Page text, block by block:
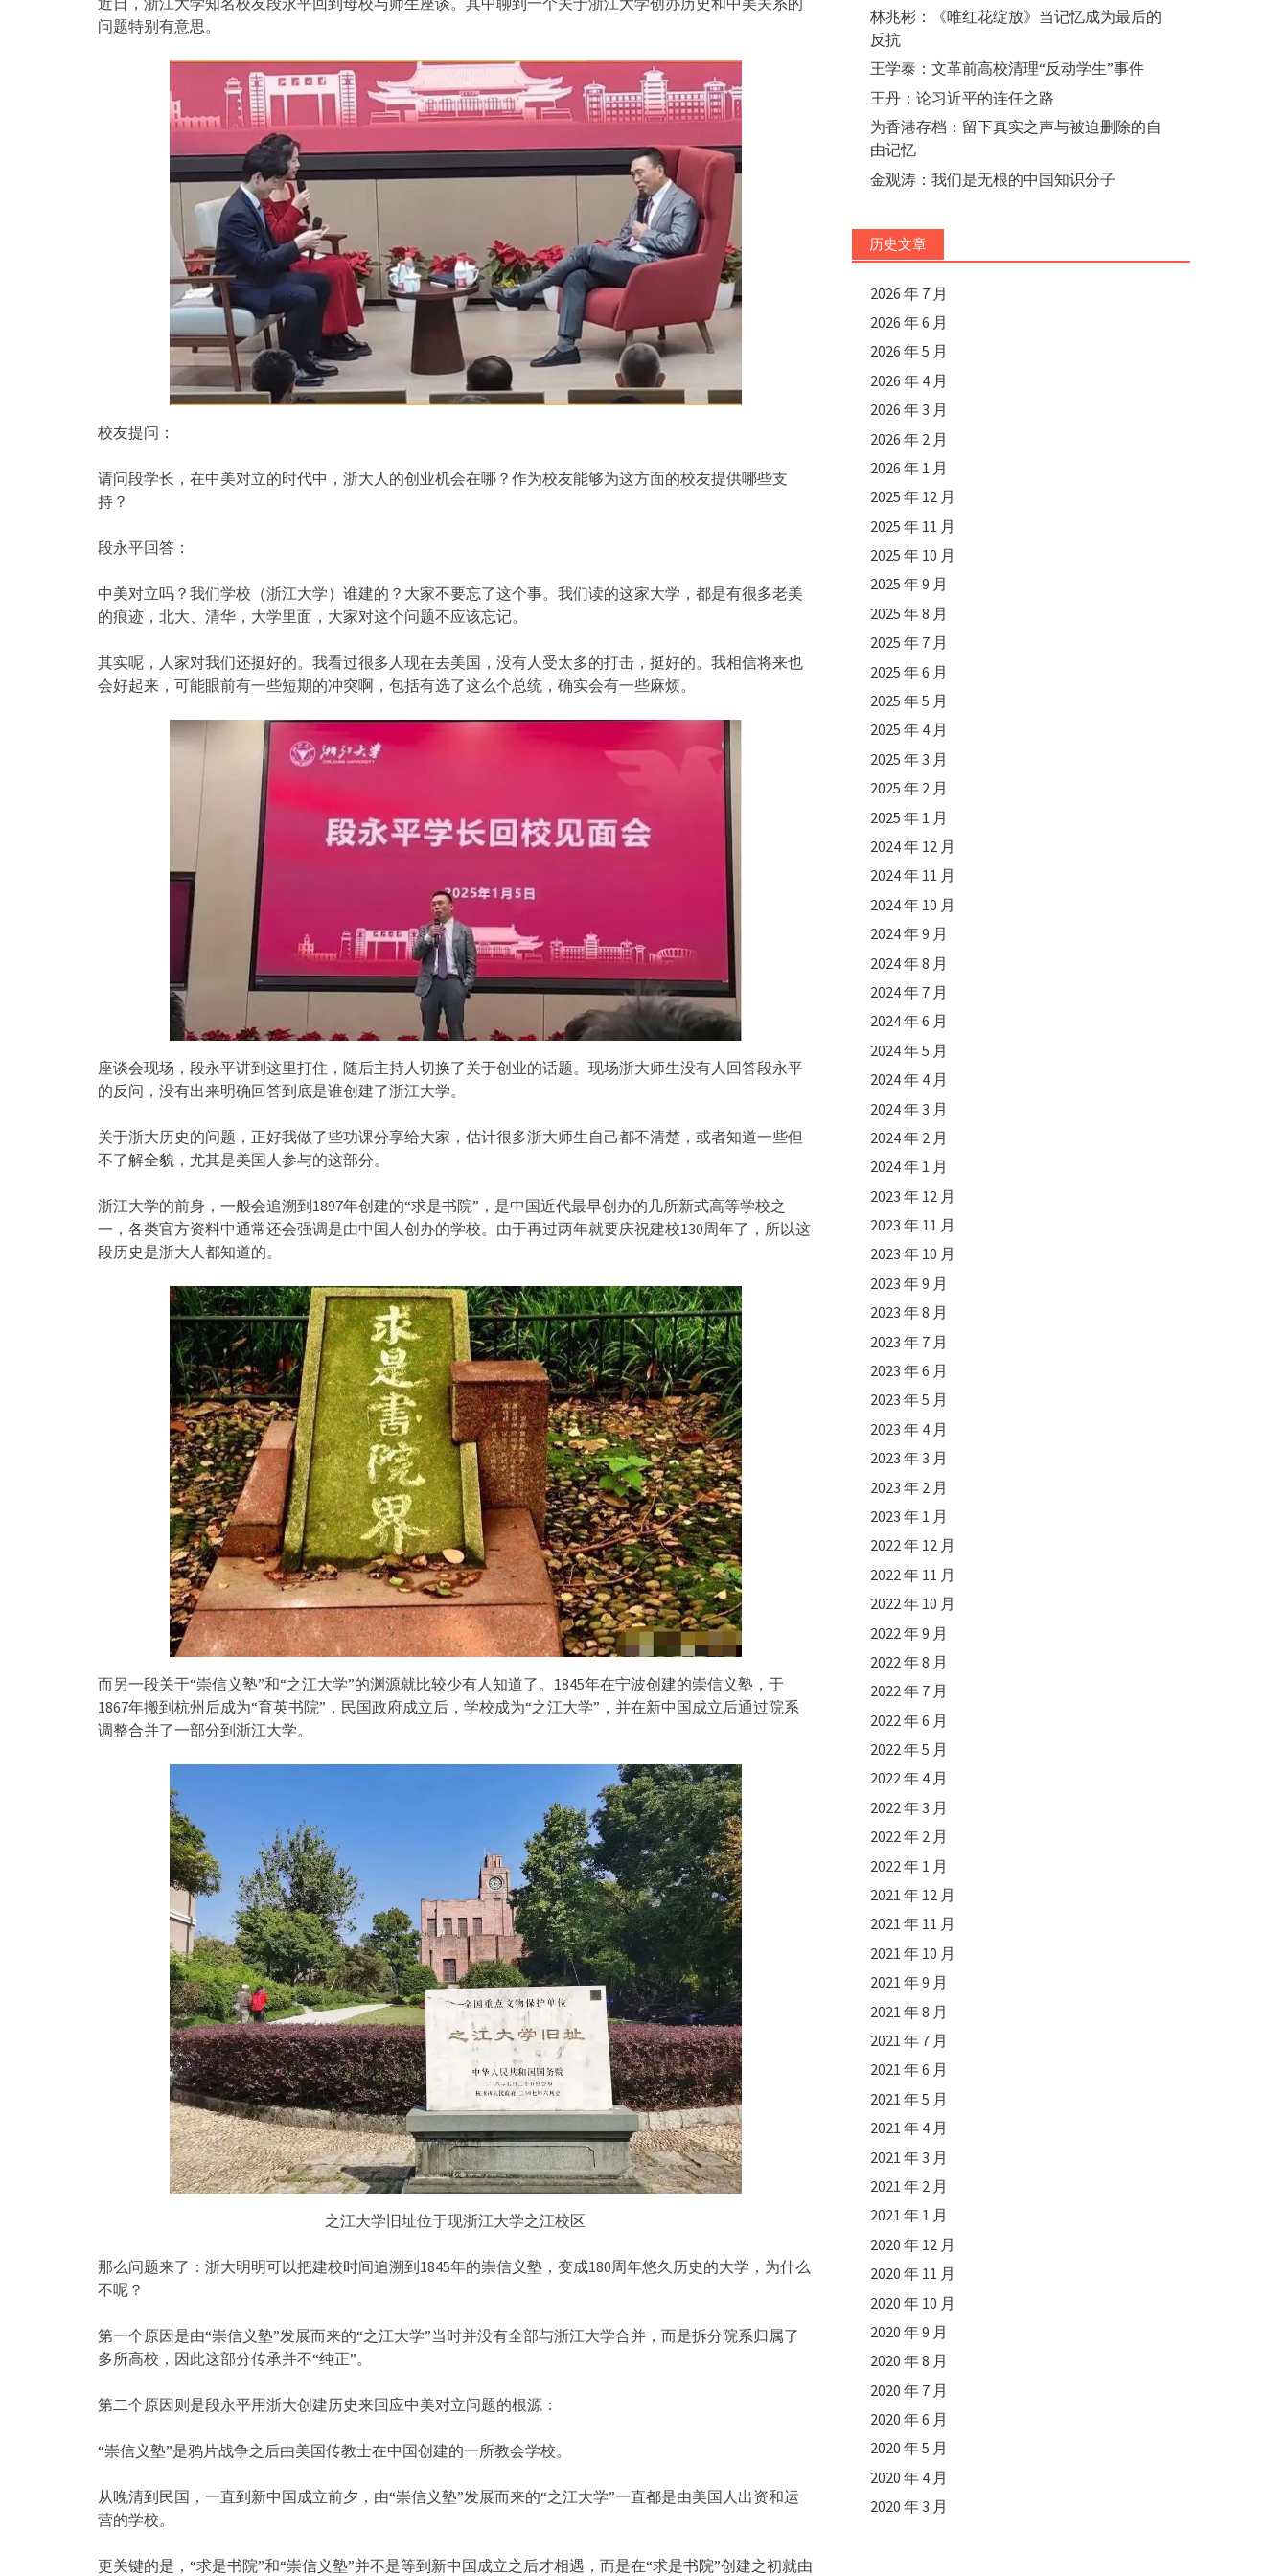
问题特别有意思。
校友提问：
请问段学长，在中美对立的时代中，浙大人的创业机会在哪？作为校友能够为这方面的校友提供哪些支
持？
段永平回答：
中美对立吗？我们学校（浙江大学）谁建的？大家不要忘了这个事。我们读的这家大学，都是有很多老美
的痕迹，北大、清华，大学里面，大家对这个问题不应该忘记。
其实呢，人家对我们还挺好的。我看过很多人现在去美国，没有人受太多的打击，挺好的。我相信将来也
会好起来，可能眼前有一些短期的冲突啊，包括有选了这么个总统，确实会有一些麻烦。
座谈会现场，段永平讲到这里打住，随后主持人切换了关于创业的话题。现场浙大师生没有人回答段永平
的反问，没有出来明确回答到底是谁创建了浙江大学。
关于浙大历史的问题，正好我做了些功课分享给大家，估计很多浙大师生自己都不清楚，或者知道一些但
不了解全貌，尤其是美国人参与的这部分。
浙江大学的前身，一般会追溯到1897年创建的“求是书院”，是中国近代最早创办的几所新式高等学校之
一，各类官方资料中通常还会强调是由中国人创办的学校。由于再过两年就要庆祝建校130周年了，所以这
段历史是浙大人都知道的。
而另一段关于“崇信义塾”和“之江大学”的渊源就比较少有人知道了。1845年在宁波创建的崇信义塾，于
1867年搬到杭州后成为“育英书院”，民国政府成立后，学校成为“之江大学”，并在新中国成立后通过院系
调整合并了一部分到浙江大学。
之江大学旧址位于现浙江大学之江校区
那么问题来了：浙大明明可以把建校时间追溯到1845年的崇信义塾，变成180周年悠久历史的大学，为什么
不呢？
第一个原因是由“崇信义塾”发展而来的“之江大学”当时并没有全部与浙江大学合并，而是拆分院系归属了
多所高校，因此这部分传承并不“纯正”。
第二个原因则是段永平用浙大创建历史来回应中美对立问题的根源：
“崇信义塾”是鸦片战争之后由美国传教士在中国创建的一所教会学校。
从晚清到民国，一直到新中国成立前夕，由“崇信义塾”发展而来的“之江大学”一直都是由美国人出资和运
营的学校。
更关键的是，“求是书院”和“崇信义塾”并不是等到新中国成立之后才相遇，而是在“求是书院”创建之初就由
林兆彬：《唯红花绽放》当记忆成为最后的
反抗
王学泰：文革前高校清理“反动学生”事件
王丹：论习近平的连任之路
为香港存档：留下真实之声与被迫删除的自
由记忆
金观涛：我们是无根的中国知识分子
历史文章
2026 年 7 月
2026 年 6 月
2026 年 5 月
2026 年 4 月
2026 年 3 月
2026 年 2 月
2026 年 1 月
2025 年 12 月
2025 年 11 月
2025 年 10 月
2025 年 9 月
2025 年 8 月
2025 年 7 月
2025 年 6 月
2025 年 5 月
2025 年 4 月
2025 年 3 月
2025 年 2 月
2025 年 1 月
2024 年 12 月
2024 年 11 月
2024 年 10 月
2024 年 9 月
2024 年 8 月
2024 年 7 月
2024 年 6 月
2024 年 5 月
2024 年 4 月
2024 年 3 月
2024 年 2 月
2024 年 1 月
2023 年 12 月
2023 年 11 月
2023 年 10 月
2023 年 9 月
2023 年 8 月
2023 年 7 月
2023 年 6 月
2023 年 5 月
2023 年 4 月
2023 年 3 月
2023 年 2 月
2023 年 1 月
2022 年 12 月
2022 年 11 月
2022 年 10 月
2022 年 9 月
2022 年 8 月
2022 年 7 月
2022 年 6 月
2022 年 5 月
2022 年 4 月
2022 年 3 月
2022 年 2 月
2022 年 1 月
2021 年 12 月
2021 年 11 月
2021 年 10 月
2021 年 9 月
2021 年 8 月
2021 年 7 月
2021 年 6 月
2021 年 5 月
2021 年 4 月
2021 年 3 月
2021 年 2 月
2021 年 1 月
2020 年 12 月
2020 年 11 月
2020 年 10 月
2020 年 9 月
2020 年 8 月
2020 年 7 月
2020 年 6 月
2020 年 5 月
2020 年 4 月
2020 年 3 月